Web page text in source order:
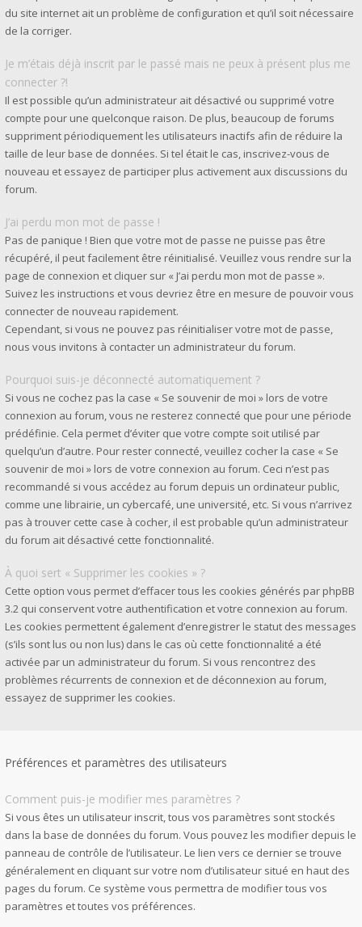
du site internet ait un problème de configuration et qu’il soit nécessaire
de la corriger.
Je m’étais déjà inscrit par le passé mais ne peux à présent plus me
connecter ?!
Il est possible qu’un administrateur ait désactivé ou supprimé votre
compte pour une quelconque raison. De plus, beaucoup de forums
suppriment périodiquement les utilisateurs inactifs afin de réduire la
taille de leur base de données. Si tel était le cas, inscrivez-vous de
nouveau et essayez de participer plus activement aux discussions du
forum.
J’ai perdu mon mot de passe !
Pas de panique ! Bien que votre mot de passe ne puisse pas être
récupéré, il peut facilement être réinitialisé. Veuillez vous rendre sur la
page de connexion et cliquer sur « J’ai perdu mon mot de passe ».
Suivez les instructions et vous devriez être en mesure de pouvoir vous
connecter de nouveau rapidement.
Cependant, si vous ne pouvez pas réinitialiser votre mot de passe,
nous vous invitons à contacter un administrateur du forum.
Pourquoi suis-je déconnecté automatiquement ?
Si vous ne cochez pas la case « Se souvenir de moi » lors de votre
connexion au forum, vous ne resterez connecté que pour une période
prédéfinie. Cela permet d’éviter que votre compte soit utilisé par
quelqu’un d’autre. Pour rester connecté, veuillez cocher la case « Se
souvenir de moi » lors de votre connexion au forum. Ceci n’est pas
recommandé si vous accédez au forum depuis un ordinateur public,
comme une librairie, un cybercafé, une université, etc. Si vous n’arrivez
pas à trouver cette case à cocher, il est probable qu’un administrateur
du forum ait désactivé cette fonctionnalité.
À quoi sert « Supprimer les cookies » ?
Cette option vous permet d’effacer tous les cookies générés par phpBB
3.2 qui conservent votre authentification et votre connexion au forum.
Les cookies permettent également d’enregistrer le statut des messages
(s’ils sont lus ou non lus) dans le cas où cette fonctionnalité a été
activée par un administrateur du forum. Si vous rencontrez des
problèmes récurrents de connexion et de déconnexion au forum,
essayez de supprimer les cookies.
Préférences et paramètres des utilisateurs
Comment puis-je modifier mes paramètres ?
Si vous êtes un utilisateur inscrit, tous vos paramètres sont stockés
dans la base de données du forum. Vous pouvez les modifier depuis le
panneau de contrôle de l’utilisateur. Le lien vers ce dernier se trouve
généralement en cliquant sur votre nom d’utilisateur situé en haut des
pages du forum. Ce système vous permettra de modifier tous vos
paramètres et toutes vos préférences.